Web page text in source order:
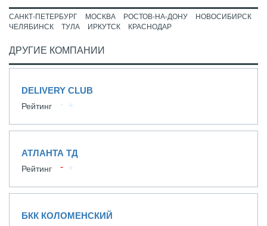
САНКТ-ПЕТЕРБУРГ МОСКВА РОСТОВ-НА-ДОНУ
НОВОСИБИРСК
ЧЕЛЯБИНСК
ТУЛА ИРКУТСК КРАСНОДАР
ДРУГИЕ КОМПАНИИ
DELIVERY CLUB
Рейтинг
АТЛАНТА ТД
Рейтинг
БКК КОЛОМЕНСКИЙ